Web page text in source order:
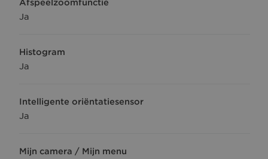
Afspeelzoomfunctie
Ja
Histogram
Ja
Intelligente oriëntatiesensor
Ja
Mijn camera / Mijn menu